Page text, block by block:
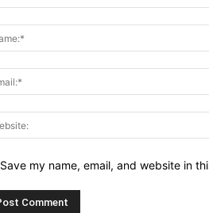
Save my name, email, and website in